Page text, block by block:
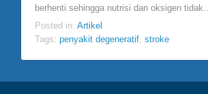
berhenti sehingga nutrisi dan oksigen tidak…
Posted in: Artikel
Tags: penyakit degeneratif, stroke